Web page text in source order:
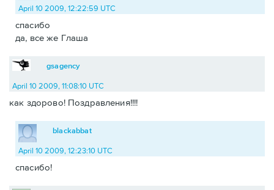
April 10 2009, 12:22:59 UTC
спасибо
да, все же Глаша
gsagency
April 10 2009, 11:08:10 UTC
как здорово! Поздравления!!!!
blackabbat
April 10 2009, 12:23:10 UTC
спасибо!